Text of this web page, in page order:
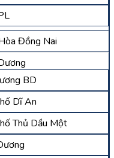
Đồng Nai
BD
Dĩ An
Thủ Dầu Một